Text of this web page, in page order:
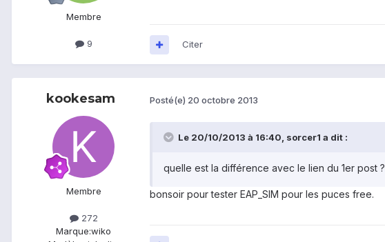
Membre
9 Citer
kookesam
Membre
272
Marque:wiko
Posté(e) 20 octobre 2013
Le 20/10/2013 à 16:40, sorcer1 a dit :
quelle est la différence avec le lien du 1er post ?
bonsoir pour tester EAP_SIM pour les puces free.